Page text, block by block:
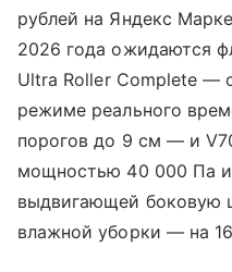
рублей на Яндекс
2026 года ожидаются
Ultra Roller Complete —
режиме реального
порогов до 9 см — и
мощностью 40 000 Па и
выдвигающей боковую
влажной уборки — на